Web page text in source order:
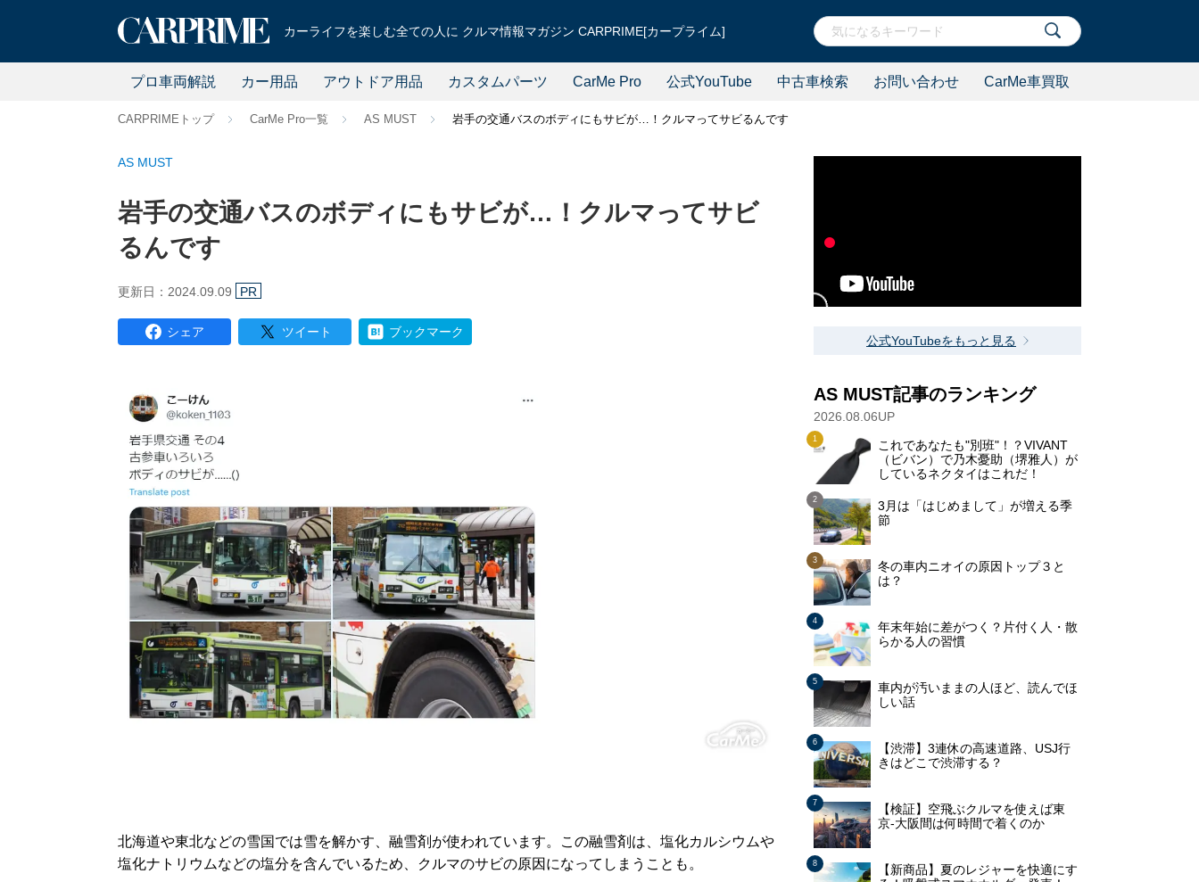
カーライフを楽しむ全ての人に クルマ情報マガジン CARPRIME[カープライム]
プロ車両解説 カー用品 アウトドア用品 カスタムパーツ CarMe Pro 公式YouTube 中古車検索 お問い合わせ CarMe車買取
CARPRIMEトップ CarMe Pro一覧 AS MUST 岩手の交通バスのボディにもサビが…！クルマってサビるんです
AS MUST
岩手の交通バスのボディにもサビが…！クルマってサビ
るんです
更新日：2024.09.09 PR
シェア ツイート ブックマーク
北海道や東北などの雪国では雪を解かす、融雪剤が使われています。この融雪剤は、塩化カルシウムや
塩化ナトリウムなどの塩分を含んでいるため、クルマのサビの原因になってしまうことも。
公式YouTubeをもっと見る
AS MUST記事のランキング
2026.08.06UP
これであなたも"別班"！？VIVANT
（ビバン）で乃木憂助（堺雅人）が
しているネクタイはこれだ！
3月は「はじめまして」が増える季
節
冬の車内ニオイの原因トップ３と
は？
年末年始に差がつく？片付く人・散
らかる人の習慣
車内が汚いままの人ほど、読んでほ
しい話
【渋滞】3連休の高速道路、USJ行
きはどこで渋滞する？
【検証】空飛ぶクルマを使えば東
京-大阪間は何時間で着くのか
【新商品】夏のレジャーを快適にす